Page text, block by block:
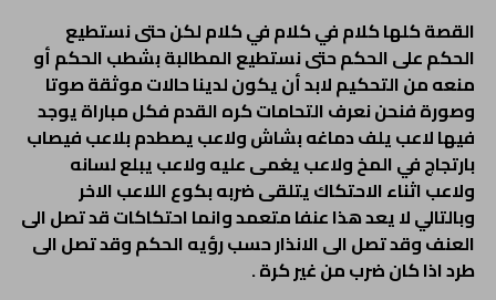
القصة كلها كلام في كلام في كلام لكن حتى نستطيع
الحكم على الحكم حتى نستطيع المطالبة بشطب الحكم أو
منعه من التحكيم لابد أن يكون لدينا حالات موثقة صوتا
وصورة فنحن نعرف التحامات كره القدم فكل مباراة يوجد
فيها لاعب يلف دماغه بشاش ولاعب يصطدم بلاعب فيصاب
بارتجاج في المخ ولاعب يغمى عليه ولاعب يبلع لسانه
ولاعب اثناء الاحتكاك يتلقى ضربه بكوع اللاعب الاخر
وبالتالي لا يعد هذا عنفا متعمد وانما احتكاكات قد تصل الى
العنف وقد تصل الى الانذار حسب رؤيه الحكم وقد تصل الى
طرد اذا كان ضرب من غير كرة .